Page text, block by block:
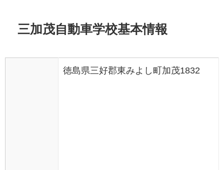
三加茂自動車学校基本情報
徳島県三好郡東みよし町加茂1832